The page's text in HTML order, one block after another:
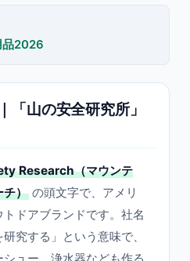
品2026
「山の安全研究所」
Research（マウンテ
チ） の頭文字で、アメリ
ドアブランドです。社名
究する」という意味で、